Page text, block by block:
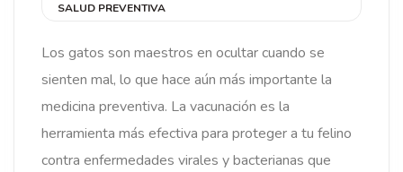
SALUD PREVENTIVA
Los gatos son maestros en ocultar cuando se
sienten mal, lo que hace aún más importante la
medicina preventiva. La vacunación es la
herramienta más efectiva para proteger a tu felino
contra enfermedades virales y bacterianas que